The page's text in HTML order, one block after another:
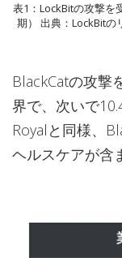
表1：LockBitの攻撃を
期） 出典：LockBitの
BlackCatの攻撃
界で、次いで
Royalと同様、
ヘルスケアが含